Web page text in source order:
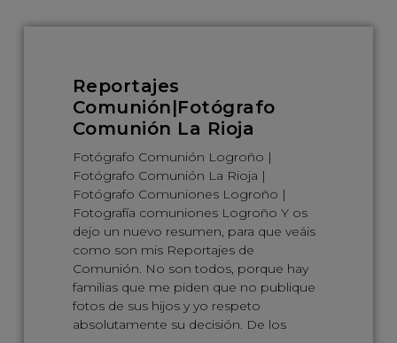
Reportajes
Comunión|Fotógrafo
Comunión La Rioja
Fotógrafo Comunión Logroño |
Fotógrafo Comunión La Rioja |
Fotógrafo Comuniones Logroño |
Fotografía comuniones Logroño Y os
dejo un nuevo resumen, para que veáis
como son mis Reportajes de
Comunión. No son todos, porque hay
familias que me piden que no publique
fotos de sus hijos y yo respeto
absolutamente su decisión. De los